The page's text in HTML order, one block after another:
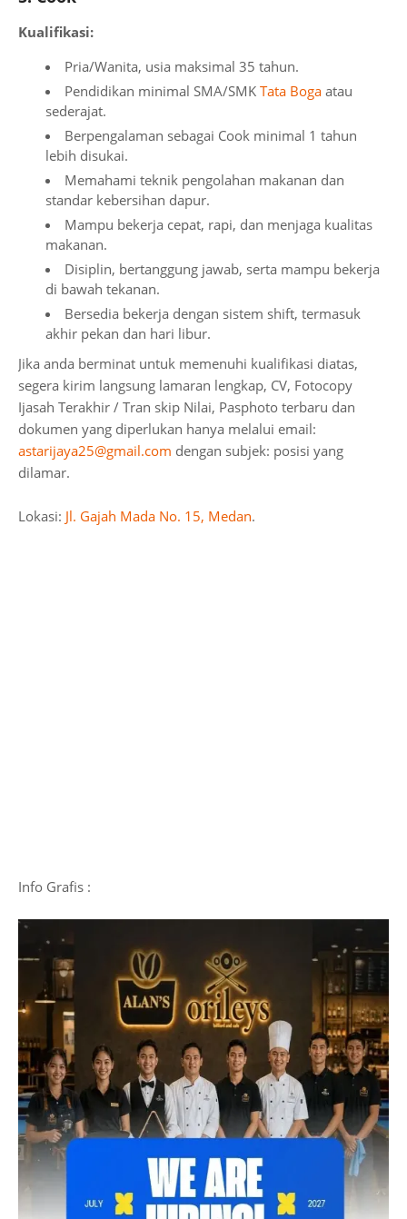
Kualifikasi:
Pria/Wanita, usia maksimal 35 tahun.
Pendidikan minimal SMA/SMK Tata Boga atau
sederajat.
Berpengalaman sebagai Cook minimal 1 tahun
lebih disukai.
Memahami teknik pengolahan makanan dan
standar kebersihan dapur.
Mampu bekerja cepat, rapi, dan menjaga kualitas
makanan.
Disiplin, bertanggung jawab, serta mampu bekerja
di bawah tekanan.
Bersedia bekerja dengan sistem shift, termasuk
akhir pekan dan hari libur.
Jika anda berminat untuk memenuhi kualifikasi diatas,
segera kirim langsung lamaran lengkap, CV, Fotocopy
Ijasah Terakhir / Tran skip Nilai, Pasphoto terbaru dan
dokumen yang diperlukan hanya melalui email:
astarijaya25@gmail.com dengan subjek: posisi yang
dilamar.
Lokasi: Jl. Gajah Mada No. 15, Medan.
Info Grafis :